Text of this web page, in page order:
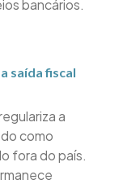
bancários.
saída fiscal
a
como
fora do país.